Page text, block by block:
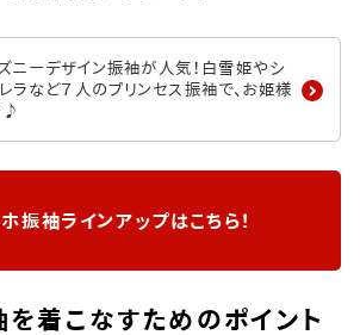
ニーデザイン振袖が人気！白雪姫やシ
ラなど７人のプリンセス振袖で、お姫様
♪
振袖ラインアップはこちら！
着こなすためのポイント